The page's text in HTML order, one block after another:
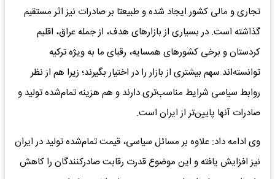
تجاری و مالی کشور ایجاد شده و طبیعتا بر صادرات نیز اثر مستقیم
گذاشته است. در بسیاری از بازارهای هدف، از جمله عراق، اقلیم
کردستان و برخی کشورهای همسایه، رقبای ما به ویژه ترکیه
توانسته‌اند سهم بیشتری از بازار را در اختیار بگیرند؛ زیرا هم از نظر
روابط سیاسی شرایط مناسب‌تری دارند و هم هزینه تمام‌‌شده تولید و
صادرات آنها پایین‌تر از ایران است.
وی ادامه داد: علاوه بر مسائل سیاسی، قیمت تمام‌شده تولید در ایران
نیز افزایش یافته و این موضوع قدرت رقابت صادرکنندگان را کاهش